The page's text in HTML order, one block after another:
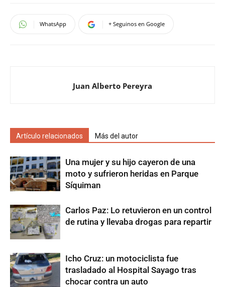
WhatsApp + Seguinos en Google
Juan Alberto Pereyra
Artículo relacionados Más del autor
Una mujer y su hijo cayeron de una
moto y sufrieron heridas en Parque
Síquiman
Carlos Paz: Lo retuvieron en un control
de rutina y llevaba drogas para repartir
Icho Cruz: un motociclista fue
trasladado al Hospital Sayago tras
chocar contra un auto